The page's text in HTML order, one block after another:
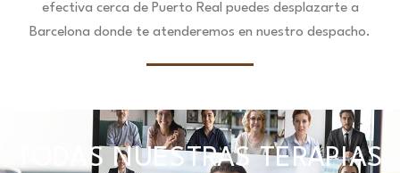
efectiva cerca de Puerto Real puedes desplazarte a
Barcelona donde te atenderemos en nuestro despacho.
TODAS NUESTRAS TERAPIAS